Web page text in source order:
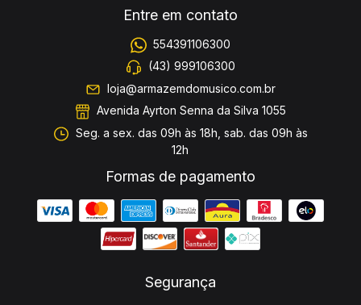
Entre em contato
554391106300
(43) 999106300
loja@armazemdomusico.com.br
Avenida Ayrton Senna da Silva 1055
Seg. a sex. das 09h às 18h, sab. das 09h às
12h
Formas de pagamento
Segurança